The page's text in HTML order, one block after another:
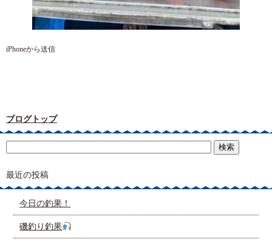
iPhoneから送信
ブログトップ
最近の投稿
今日の釣果！
磯釣り釣果